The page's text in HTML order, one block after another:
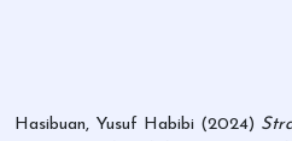
Hasibuan, Yusuf Habibi (2024)